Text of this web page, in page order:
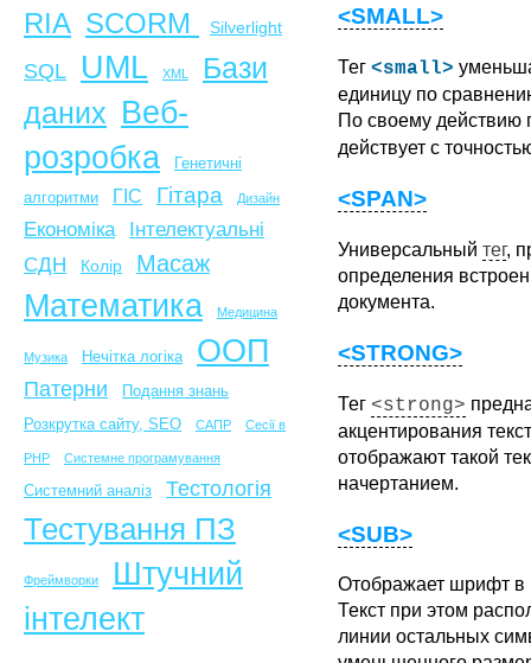
RIA SCORM Silverlight
SQL UML XML
Бази
даних Веб-
розробка
Генетичні
алгоритми
ГІС Гітара Дизайн
Економіка
Інтелектуальні
СДН
Колір Масаж
Математика Медицина
Музика Нечітка логіка ООП
Патерни
Подання знань
Розкрутка сайту, SEO
САПР Сесії в
PHP Системне програмування
Системний аналіз Тестологія
Тестування ПЗ
Фреймворки
Штучний
інтелект
<SMALL>
Тег <small>
единицу по
По своему действию
действует с
<SPAN>
Универсальный тег,
определения
документа.
<STRONG>
Тег <strong>
акцентирования
отображают такой
начертанием.
<SUB>
Отображает шрифт в
Текст при этом
линии остальных